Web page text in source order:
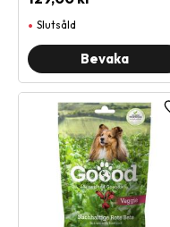
Slutsåld